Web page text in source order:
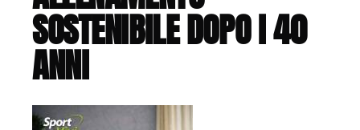
SOSTENIBILE DOPO I 40
ANNI